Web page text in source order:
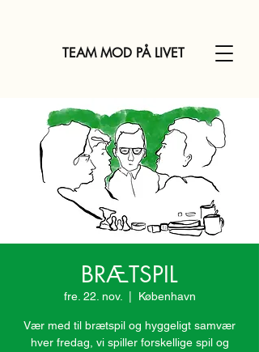
TEAM MOD PÅ LIVET
BRÆTSPIL
fre. 22. nov. København
Vær med til brætspil og hyggeligt samvær
hver fredag, vi spiller forskellige spil og